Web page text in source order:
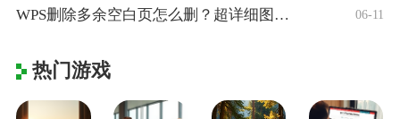
WPS删除多余空白页怎么删？超详细图文教 06-11
热门游戏